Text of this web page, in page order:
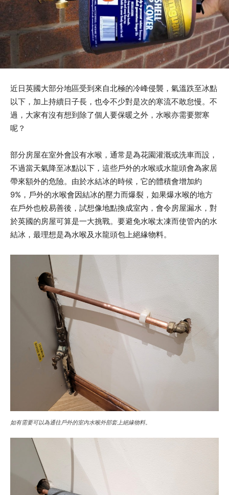
近日英國大部分地區受到來自北極的冷峰侵襲，氣溫跌至冰點
以下，加上持續日子長，也令不少對是次的寒流不敢怠慢。不
過，大家有沒有想到除了個人要保暖之外，水喉亦需要禦寒
呢？
部分房屋在室外會設有水喉，通常是為花園灌溉或洗車而設，
不過當天氣降至冰點以下，這些戶外的水喉或水龍頭會為家居
帶來額外的危險。由於水結冰的時候，它的體積會增加約
9%，戶外的水喉會因結冰的壓力而爆裂，如果爆水喉的地方
在戶外也較易善後，試想像地點換成室內，會令房屋漏水，對
於英國的房屋可算是一大挑戰。要避免水喉太凍而使管內的水
結冰，最理想是為水喉及水龍頭包上絕緣物料。
如有需要可以為通往戶外的室內水喉外部套上絕緣物料。